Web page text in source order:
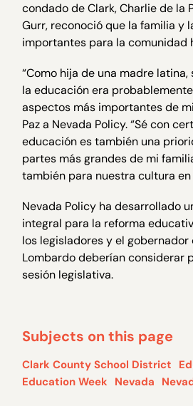
condado de Clark, Charlie de la
Gurr, reconoció que la familia y
importantes para la comunidad
“Como hija de una madre
la educación era
aspectos más importantes de
Paz a Nevada Policy. “Sé con
educación es también una
partes más grandes de mi
también para nuestra cultura en
Nevada Policy ha desarrollado
integral para la reforma
los legisladores y el gobernador
Lombardo deberían considerar
sesión legislativa.
Subjects on this page
Clark County School District
Education Week Nevada